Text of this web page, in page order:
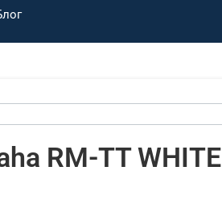
RM-TT WHITE